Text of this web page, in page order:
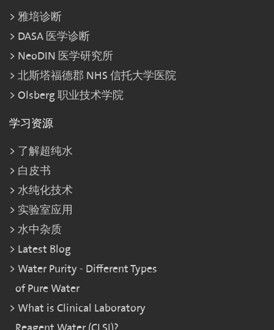
雅培诊断
DASA 医学诊断
NeoDIN 医学研究所
北斯塔福德郡 NHS 信托大学医院
Olsberg 职业技术学院
学习资源
了解超纯水
白皮书
水纯化技术
实验室应用
水中杂质
Latest Blog
Water Purity - Different Types
of Pure Water
What is Clinical Laboratory